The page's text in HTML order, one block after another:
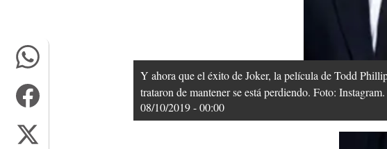
Y ahora que el éxito de Joker, la película de Todd
trataron de mantener se está perdiendo. Foto: Instagram.
08/10/2019 - 00:00